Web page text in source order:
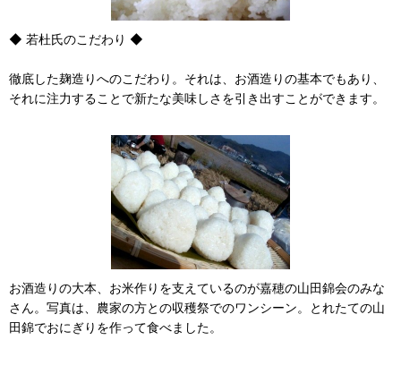
◆ 若杜氏のこだわり ◆
徹底した麹造りへのこだわり。それは、お酒造りの基本でもあり、
それに注力することで新たな美味しさを引き出すことができます。
お酒造りの大本、お米作りを支えているのが嘉穂の山田錦会のみな
さん。写真は、農家の方との収穫祭でのワンシーン。とれたての山
田錦でおにぎりを作って食べました。